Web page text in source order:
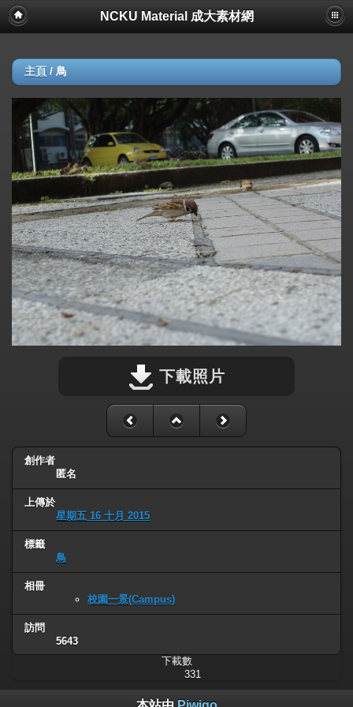
NCKU Material 成大素材網
主頁 / 鳥
下載照片
創作者
匿名
上傳於
星期五 16 十月 2015
標籤
鳥
相冊
校園一景(Campus)
訪問
5643
下載數
331